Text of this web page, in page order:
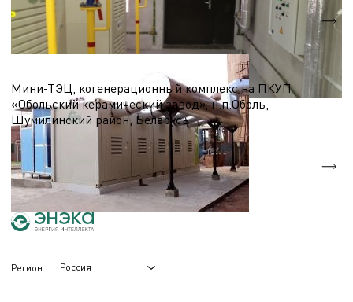
0,1 МВт
Qтеп.
0,3 МВт
Мини-ТЭЦ, когенерационный комплекс на ПКУП
«Обольский керамический завод», н.п.Оболь,
Шумилинский район, Беларусь
Nэл.
1,0 МВт
Qтеп.
1,9 МВт
Регион Россия